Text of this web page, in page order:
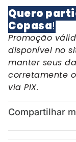
Quero
Copasa!
Promoção
disponível no
manter seus
corretamente
via PIX.
Compartilhar